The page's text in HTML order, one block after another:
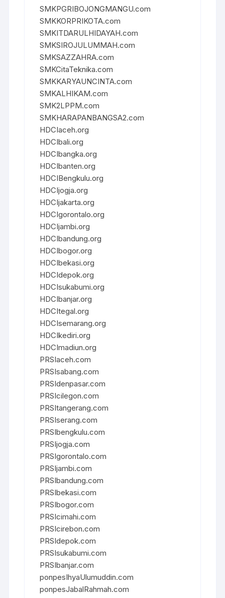
SMKPGRIBOJONGMANGU.com
SMKKORPRIKOTA.com
SMKITDARULHIDAYAH.com
SMKSIROJULUMMAH.com
SMKSAZZAHRA.com
SMKCitaTeknika.com
SMKKARYAUNCINTA.com
SMKALHIKAM.com
SMK2LPPM.com
SMKHARAPANBANGSA2.com
HDCIaceh.org
HDCIbali.org
HDCIbangka.org
HDCIbanten.org
HDCIBengkulu.org
HDCIjogja.org
HDCIjakarta.org
HDCIgorontalo.org
HDCIjambi.org
HDCIbandung.org
HDCIbogor.org
HDCIbekasi.org
HDCIdepok.org
HDCIsukabumi.org
HDCIbanjar.org
HDCItegal.org
HDCIsemarang.org
HDCIkediri.org
HDCImadiun.org
PRSIaceh.com
PRSIsabang.com
PRSIdenpasar.com
PRSIcilegon.com
PRSItangerang.com
PRSIserang.com
PRSIbengkulu.com
PRSIjogja.com
PRSIgorontalo.com
PRSIjambi.com
PRSIbandung.com
PRSIbekasi.com
PRSIbogor.com
PRSIcimahi.com
PRSIcirebon.com
PRSIdepok.com
PRSIsukabumi.com
PRSIbanjar.com
ponpesIhyaUlumuddin.com
ponpesJabalRahmah.com